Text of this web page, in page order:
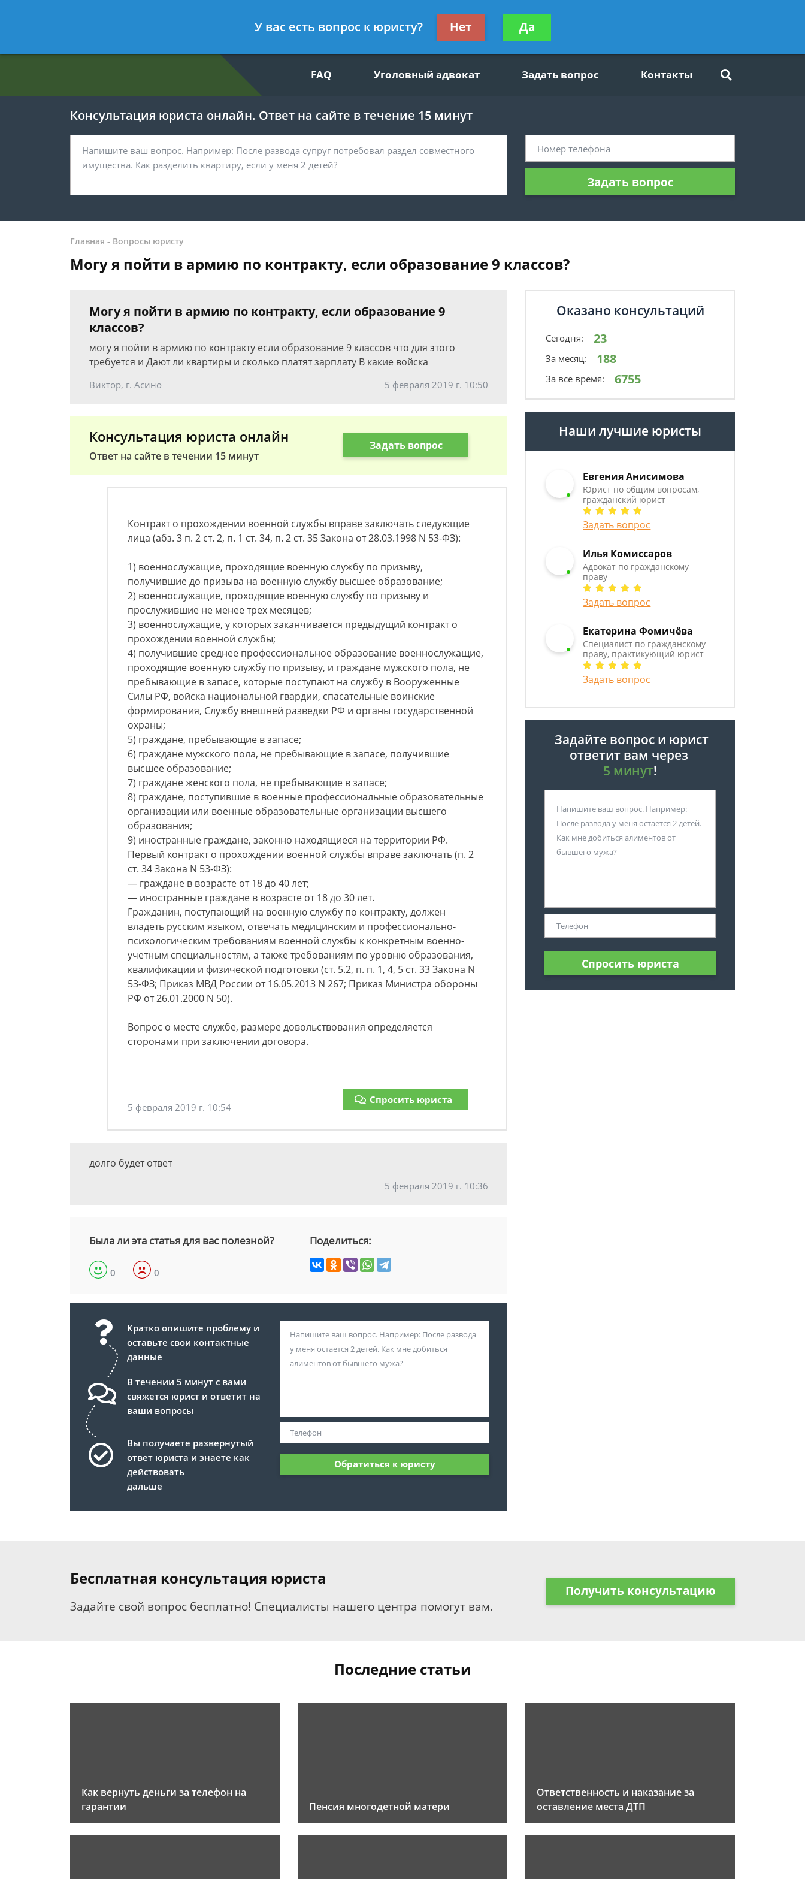
- Юрист по общим вопросам, гражданский юрист
Получите консультацию
бесплатно
FAQ Уголовный адвокат Задать вопрос Контакты
Консультация юриста онлайн. Ответ на сайте в течение 15 минут
Задать вопрос
Главная - Вопросы юристу
Могу я пойти в армию по контракту, если образование 9 классов?
Могу я пойти в армию по контракту, если образование 9
классов?
могу я пойти в армию по контракту если образование 9 классов что для этого
требуется и Дают ли квартиры и сколько платят зарплату В какие войска
Виктор, г. Асино 5 февраля 2019 г. 10:50
Консультация юриста онлайн
Ответ на сайте в течении 15 минут
Задать вопрос
Контракт о прохождении военной службы вправе заключать следующие
лица (абз. 3 п. 2 ст. 2, п. 1 ст. 34, п. 2 ст. 35 Закона от 28.03.1998 N 53-ФЗ):
1) военнослужащие, проходящие военную службу по призыву,
получившие до призыва на военную службу высшее образование;
2) военнослужащие, проходящие военную службу по призыву и
прослужившие не менее трех месяцев;
3) военнослужащие, у которых заканчивается предыдущий контракт о
прохождении военной службы;
4) получившие среднее профессиональное образование военнослужащие,
проходящие военную службу по призыву, и граждане мужского пола, не
пребывающие в запасе, которые поступают на службу в Вооруженные
Силы РФ, войска национальной гвардии, спасательные воинские
формирования, Службу внешней разведки РФ и органы государственной
охраны;
5) граждане, пребывающие в запасе;
6) граждане мужского пола, не пребывающие в запасе, получившие
высшее образование;
7) граждане женского пола, не пребывающие в запасе;
8) граждане, поступившие в военные профессиональные образовательные
организации или военные образовательные организации высшего
образования;
9) иностранные граждане, законно находящиеся на территории РФ.
Первый контракт о прохождении военной службы вправе заключать (п. 2
ст. 34 Закона N 53-ФЗ):
— граждане в возрасте от 18 до 40 лет;
— иностранные граждане в возрасте от 18 до 30 лет.
Гражданин, поступающий на военную службу по контракту, должен
владеть русским языком, отвечать медицинским и профессионально-
психологическим требованиям военной службы к конкретным военно-
учетным специальностям, а также требованиям по уровню образования,
квалификации и физической подготовки (ст. 5.2, п. п. 1, 4, 5 ст. 33 Закона N
53-ФЗ; Приказ МВД России от 16.05.2013 N 267; Приказ Министра обороны
РФ от 26.01.2000 N 50).
Вопрос о месте службе, размере довольствования определяется
сторонами при заключении договора.
5 февраля 2019 г. 10:54
Спросить юриста
долго будет ответ
5 февраля 2019 г. 10:36
Была ли эта статья для вас полезной?
0 0
Поделиться:
Кратко опишите проблему и
оставьте свои контактные
данные
В течении 5 минут с вами
свяжется юрист и ответит на
ваши вопросы
Вы получаете развернутый
ответ юриста и знаете как
действовать
дальше
Обратиться к юристу
Оказано консультаций
Сегодня: 23
За месяц: 188
За все время: 6755
Наши лучшие юристы
Евгения Анисимова
Юрист по общим вопросам,
гражданский юрист
Задать вопрос
Илья Комиссаров
Адвокат по гражданскому
праву
Задать вопрос
Екатерина Фомичёва
Специалист по гражданскому
праву, практикующий юрист
Задать вопрос
Задайте вопрос и юрист
ответит вам через
5 минут!
Спросить юриста
Бесплатная консультация юриста
Задайте свой вопрос бесплатно! Специалисты нашего центра помогут вам.
Получить консультацию
Последние статьи
Как вернуть деньги за телефон на
гарантии
Пенсия многодетной матери
Ответственность и наказание за
оставление места ДТП
У вас есть вопрос к юристу? Нет Да